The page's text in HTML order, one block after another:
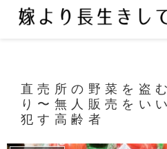
直売所の野菜を盗
り〜無人販売をい
犯す高齢者